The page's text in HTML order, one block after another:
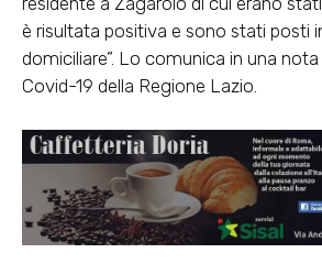
è risultata positiva e sono stati posti
domiciliare”. Lo comunica in una nota
Covid-19 della Regione Lazio.